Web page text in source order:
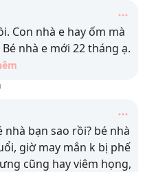
Con nhà e hay ốm mà
nhà e mới 22 tháng ạ.
nhà bạn sao rồi? bé nhà
giờ may mắn k bị phế
cũng hay viêm họng,